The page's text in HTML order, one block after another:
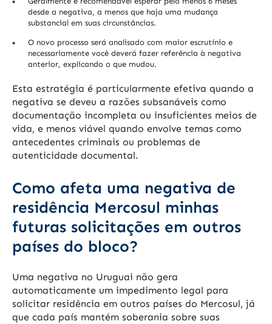
desde a negativa, a menos que haja uma mudança
substancial em suas circunstâncias.
O novo processo será analisado com maior escrutínio e
necessariamente você deverá fazer referência à negativa
anterior, explicando o que mudou.
Esta estratégia é particularmente efetiva quando a
negativa se deveu a razões subsanáveis como
documentação incompleta ou insuficientes meios de
vida, e menos viável quando envolve temas como
antecedentes criminais ou problemas de
autenticidade documental.
Como afeta uma negativa de
residência Mercosul minhas
futuras solicitações em outros
países do bloco?
Uma negativa no Uruguai não gera
automaticamente um impedimento legal para
solicitar residência em outros países do Mercosul, já
que cada país mantém soberania sobre suas